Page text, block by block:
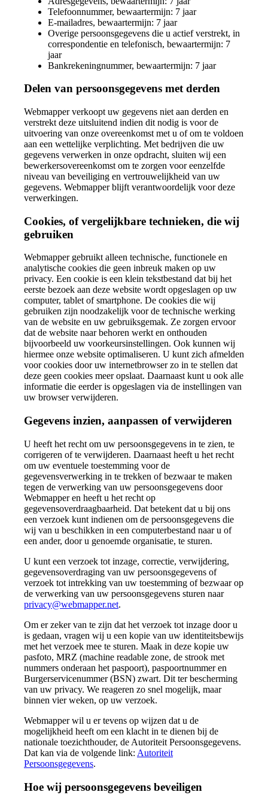
Telefoonnummer, bewaartermijn: 7 jaar
E-mailadres, bewaartermijn: 7 jaar
Overige persoonsgegevens die u actief verstrekt, in
correspondentie en telefonisch, bewaartermijn: 7
jaar
Bankrekeningnummer, bewaartermijn: 7 jaar
Delen van persoonsgegevens met derden
Webmapper verkoopt uw gegevens niet aan derden en
verstrekt deze uitsluitend indien dit nodig is voor de
uitvoering van onze overeenkomst met u of om te voldoen
aan een wettelijke verplichting. Met bedrijven die uw
gegevens verwerken in onze opdracht, sluiten wij een
bewerkersovereenkomst om te zorgen voor eenzelfde
niveau van beveiliging en vertrouwelijkheid van uw
gegevens. Webmapper blijft verantwoordelijk voor deze
verwerkingen.
Cookies, of vergelijkbare technieken, die wij
gebruiken
Webmapper gebruikt alleen technische, functionele en
analytische cookies die geen inbreuk maken op uw
privacy. Een cookie is een klein tekstbestand dat bij het
eerste bezoek aan deze website wordt opgeslagen op uw
computer, tablet of smartphone. De cookies die wij
gebruiken zijn noodzakelijk voor de technische werking
van de website en uw gebruiksgemak. Ze zorgen ervoor
dat de website naar behoren werkt en onthouden
bijvoorbeeld uw voorkeursinstellingen. Ook kunnen wij
hiermee onze website optimaliseren. U kunt zich afmelden
voor cookies door uw internetbrowser zo in te stellen dat
deze geen cookies meer opslaat. Daarnaast kunt u ook alle
informatie die eerder is opgeslagen via de instellingen van
uw browser verwijderen.
Gegevens inzien, aanpassen of verwijderen
U heeft het recht om uw persoonsgegevens in te zien, te
corrigeren of te verwijderen. Daarnaast heeft u het recht
om uw eventuele toestemming voor de
gegevensverwerking in te trekken of bezwaar te maken
tegen de verwerking van uw persoonsgegevens door
Webmapper en heeft u het recht op
gegevensoverdraagbaarheid. Dat betekent dat u bij ons
een verzoek kunt indienen om de persoonsgegevens die
wij van u beschikken in een computerbestand naar u of
een ander, door u genoemde organisatie, te sturen.
U kunt een verzoek tot inzage, correctie, verwijdering,
gegevensoverdraging van uw persoonsgegevens of
verzoek tot intrekking van uw toestemming of bezwaar op
de verwerking van uw persoonsgegevens sturen naar
privacy@webmapper.net.
Om er zeker van te zijn dat het verzoek tot inzage door u
is gedaan, vragen wij u een kopie van uw identiteitsbewijs
met het verzoek mee te sturen. Maak in deze kopie uw
pasfoto, MRZ (machine readable zone, de strook met
nummers onderaan het paspoort), paspoortnummer en
Burgerservicenummer (BSN) zwart. Dit ter bescherming
van uw privacy. We reageren zo snel mogelijk, maar
binnen vier weken, op uw verzoek.
Webmapper wil u er tevens op wijzen dat u de
mogelijkheid heeft om een klacht in te dienen bij de
nationale toezichthouder, de Autoriteit Persoonsgegevens.
Dat kan via de volgende link: Autoriteit
Persoonsgegevens.
Hoe wij persoonsgegevens beveiligen